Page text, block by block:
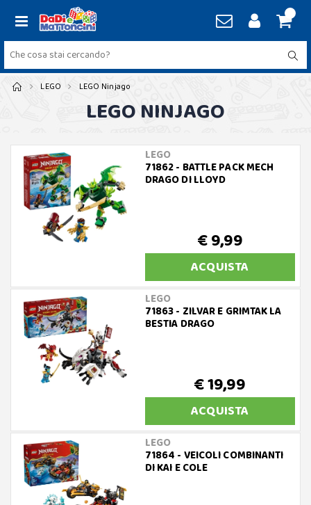
LEGO LEGO Ninjago
LEGO NINJAGO
LEGO
71862 - BATTLE PACK MECH
DRAGO DI LLOYD
€ 9,99
ACQUISTA
LEGO
71863 - ZILVAR E GRIMTAK LA
BESTIA DRAGO
€ 19,99
ACQUISTA
LEGO
71864 - VEICOLI COMBINANTI
DI KAI E COLE